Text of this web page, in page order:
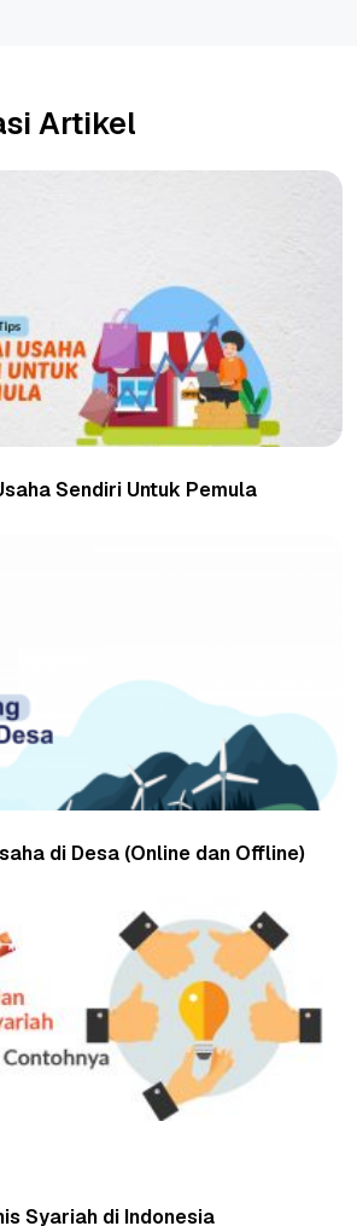
Artikel
Sendiri Untuk Pemula
di Desa (Online dan Offline)
Syariah di Indonesia